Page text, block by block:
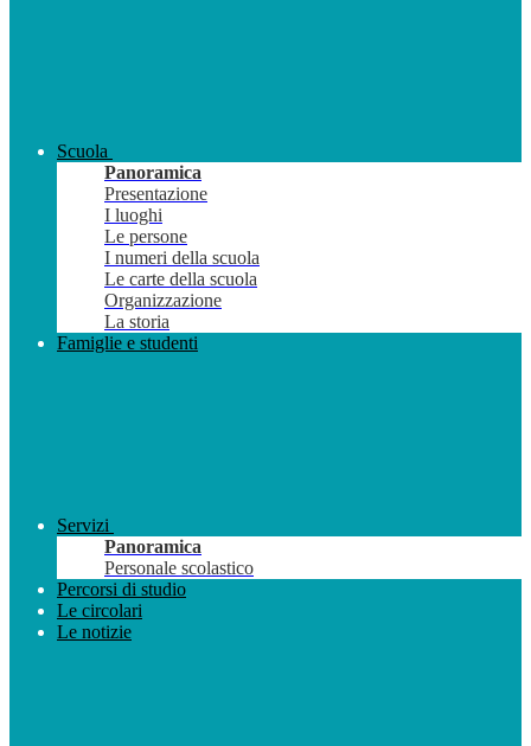
Scuola
Panoramica
Presentazione
I luoghi
Le persone
I numeri della scuola
Le carte della scuola
Organizzazione
La storia
Famiglie e studenti
Servizi
Panoramica
Personale scolastico
Percorsi di studio
Le circolari
Le notizie